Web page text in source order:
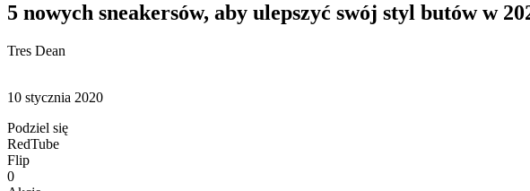
5 nowych sneakersów, aby ulepszyć swój styl butów w
Tres Dean
10 stycznia 2020
Podziel się
RedTube
Flip
0